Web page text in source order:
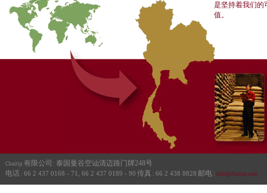
是坚持着我们的
值。
Chaitip 有限公司: 泰国曼谷空讪清迈路门牌248号
电话 : 66 2 437 0168 - 71, 66 2 437 0189 - 90 传真 : 66 2 438 8828 邮电 : info@chaitip.com